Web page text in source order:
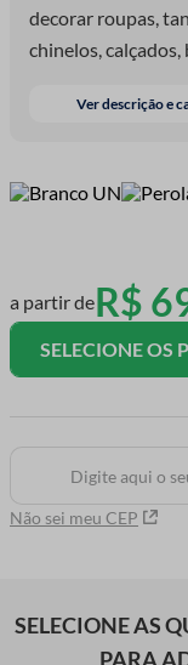
decorar roupas,
chinelos,
Ver descrição e
a partir deR$
SELECIONE OS
Não sei meu CEP
SELECIONE AS
PARA